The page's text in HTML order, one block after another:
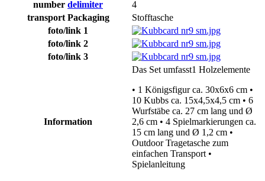
number delimiter
4
transport Packaging
Stofftasche
foto/link 1
foto/link 2
foto/link 3
Information
Das Set umfasst1 Holzelemente
• 1 Königsfigur ca. 30x6x6 cm •
10 Kubbs ca. 15x4,5x4,5 cm • 6
Wurfstäbe ca. 27 cm lang und Ø
2,6 cm • 4 Spielmarkierungen ca.
15 cm lang und Ø 1,2 cm •
Outdoor Tragetasche zum
einfachen Transport •
Spielanleitung